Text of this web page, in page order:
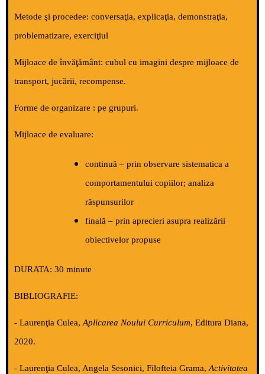
Metode şi procedee: conversaţia, explicaţia, demonstraţia,
problematizare, exerciţiul
Mijloace de învăţământ: cubul cu imagini despre mijloace de
transport, jucării, recompense.
Forme de organizare : pe grupuri.
Mijloace de evaluare:
continuă – prin observare sistematica a
comportamentului copiilor; analiza
răspunsurilor
finală – prin aprecieri asupra realizării
obiectivelor propuse
DURATA: 30 minute
BIBLIOGRAFIE:
- Laurenţia Culea, Aplicarea Noului Curriculum, Editura Diana,
2020.
- Laurenţia Culea, Angela Sesonici, Filofteia Grama, Activitatea